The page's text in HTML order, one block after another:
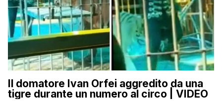
Il domatore Ivan Orfei aggredito da una
tigre durante un numero al circo | VIDEO